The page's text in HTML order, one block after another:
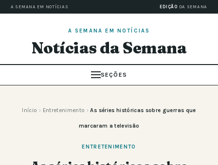
A SEMANA EM NOTÍCIAS EDIÇÃO DA SEMANA
A SEMANA EM NOTÍCIAS
Notícias da Semana
SEÇÕES
Início › Entretenimento › As séries históricas sobre guerras que
marcaram a televisão
ENTRETENIMENTO